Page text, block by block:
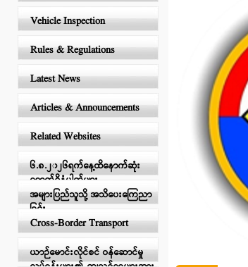
Vehicle Inspection
Rules & Regulations
Latest News
Articles & Announcements
Related Websites
၆.၈.၂၀၂၆ရက်နေ့ထိနောက်ဆုံး
ရောက်ရှိနံပါတ်များ
အများပြည်သူသို့ အသိပေးကြေညာ
ခြင်း
Cross-Border Transport
ယာဉ်မောင်းလိုင်စင် ဝန်ဆောင်မှု